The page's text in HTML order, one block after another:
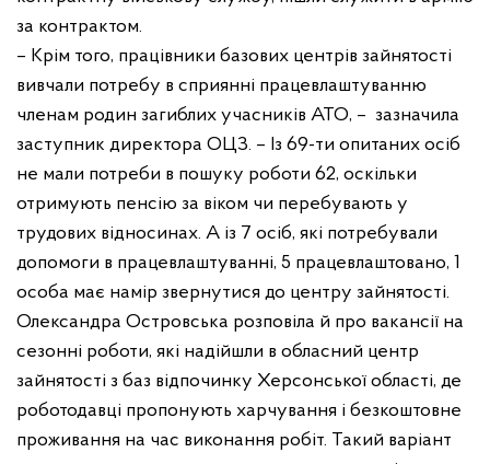
за контрактом.
– Крім того, працівники базових центрів зайнятості
вивчали потребу в сприянні працевлаштуванню
членам родин загиблих учасників АТО, – зазначила
заступник директора ОЦЗ. – Із 69-ти опитаних осіб
не мали потреби в пошуку роботи 62, оскільки
отримують пенсію за віком чи перебувають у
трудових відносинах. А із 7 осіб, які потребували
допомоги в працевлаштуванні, 5 працевлаштовано, 1
особа має намір звернутися до центру зайнятості.
Олександра Островська розповіла й про вакансії на
сезонні роботи, які надійшли в обласний центр
зайнятості з баз відпочинку Херсонської області, де
роботодавці пропонують харчування і безкоштовне
проживання на час виконання робіт. Такий варіант